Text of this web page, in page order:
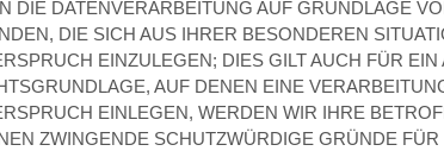
DIE DATENVERARBEITUNG AUF GRUNDLAGE
DIE SICH AUS IHRER BESONDEREN
EINZULEGEN; DIES GILT AUCH FÜR
AUF DENEN EINE
EINLEGEN, WERDEN WIR IHRE
ZWINGENDE SCHUTZWÜRDIGE GRÜNDE